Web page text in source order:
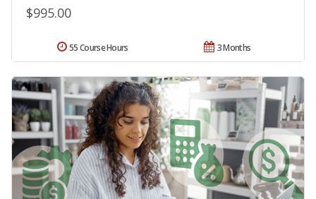
$995.00
3 Months
55 Course Hours